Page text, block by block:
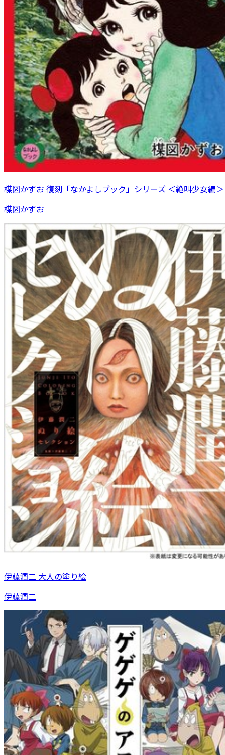
楳図かずお 復刻「なかよしブック」シリーズ ＜絶叫少女編＞
楳図かずお
伊藤潤二 大人の塗り絵
伊藤潤二